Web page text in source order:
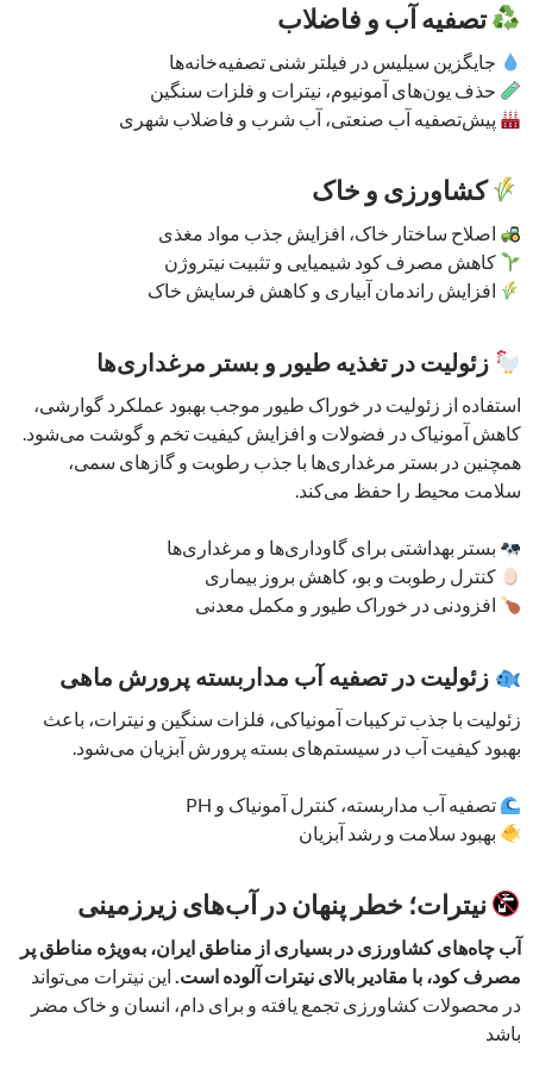
تصفیه آب و فاضلاب
جایگزین سیلیس در فیلتر شنی تصفیه‌خانه‌ها
حذف یون‌های آمونیوم، نیترات و فلزات سنگین
پیش‌تصفیه آب صنعتی، آب شرب و فاضلاب شهری
کشاورزی و خاک
اصلاح ساختار خاک، افزایش جذب مواد مغذی
کاهش مصرف کود شیمیایی و تثبیت نیتروژن
افزایش راندمان آبیاری و کاهش فرسایش خاک
زئولیت در تغذیه طیور و بستر مرغداری‌ها
استفاده از زئولیت در خوراک طیور موجب بهبود عملکرد گوارشی،
کاهش آمونیاک در فضولات و افزایش کیفیت تخم و گوشت می‌شود.
همچنین در بستر مرغداری‌ها با جذب رطوبت و گازهای سمی،
سلامت محیط را حفظ می‌کند.
بستر بهداشتی برای گاوداری‌ها و مرغداری‌ها
کنترل رطوبت و بو، کاهش بروز بیماری
افزودنی در خوراک طیور و مکمل معدنی
زئولیت در تصفیه آب مداربسته پرورش ماهی
زئولیت با جذب ترکیبات آمونیاکی، فلزات سنگین و نیترات، باعث
بهبود کیفیت آب در سیستم‌های بسته پرورش آبزیان می‌شود.
تصفیه آب مداربسته، کنترل آمونیاک و PH
بهبود سلامت و رشد آبزیان
نیترات؛ خطر پنهان در آب‌های زیرزمینی
آب چاه‌های کشاورزی در بسیاری از مناطق ایران، به‌ویژه مناطق پر
مصرف کود، با مقادیر بالای نیترات آلوده است. این نیترات می‌تواند
در محصولات کشاورزی تجمع یافته و برای دام، انسان و خاک مضر
باشد